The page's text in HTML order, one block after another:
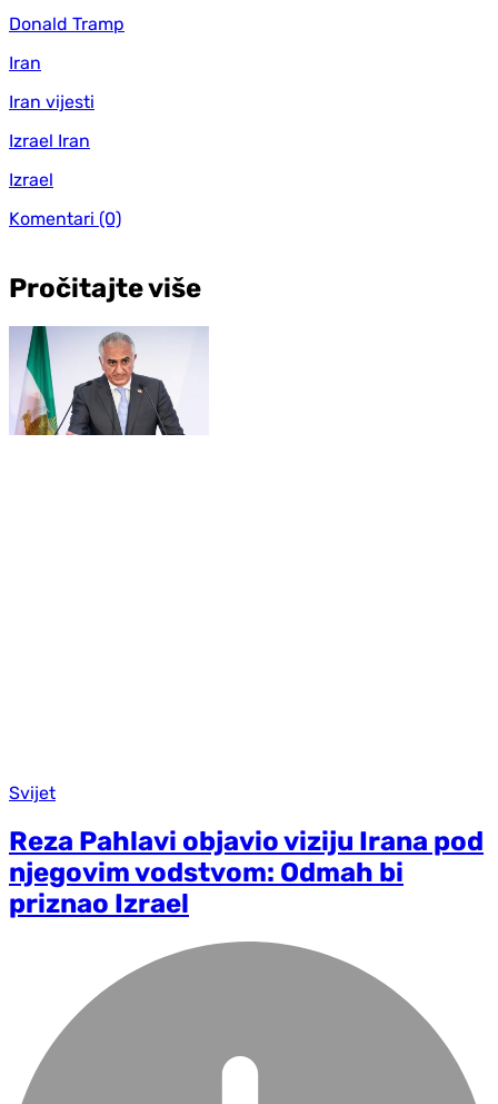
Donald Tramp
Iran
Iran vijesti
Izrael Iran
Izrael
Komentari (0)
Pročitajte više
Svijet
Reza Pahlavi objavio viziju Irana pod
njegovim vodstvom: Odmah bi
priznao Izrael